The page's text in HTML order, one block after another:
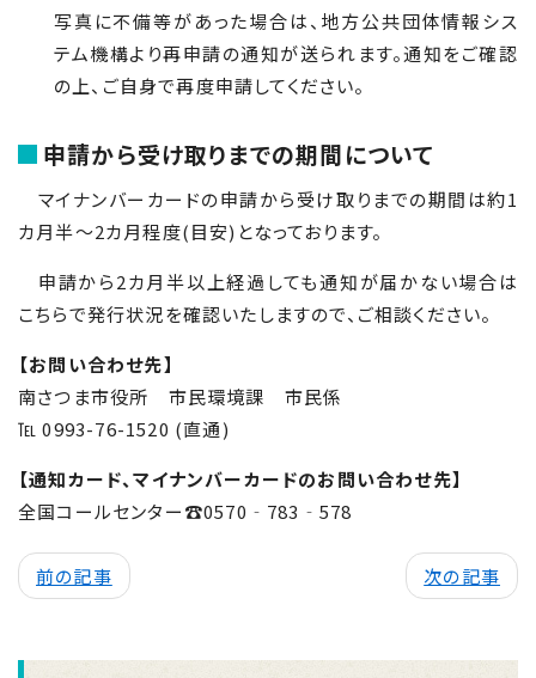
写真に不備等があった場合は、地方公共団体情報シス
テム機構より再申請の通知が送られます。通知をご確認
の上、ご自身で再度申請してください。
申請から受け取りまでの期間について
マイナンバーカードの申請から受け取りまでの期間は約1
カ月半～2カ月程度(目安)となっております。
申請から2カ月半以上経過しても通知が届かない場合は
こちらで発行状況を確認いたしますので、ご相談ください。
【お問い合わせ先】
南さつま市役所 市民環境課 市民係
℡ 0993-76-1520 (直通)
【通知カード、マイナンバーカードのお問い合わせ先】
全国コールセンター☎0570 ‐ 783 ‐ 578
前の記事 次の記事